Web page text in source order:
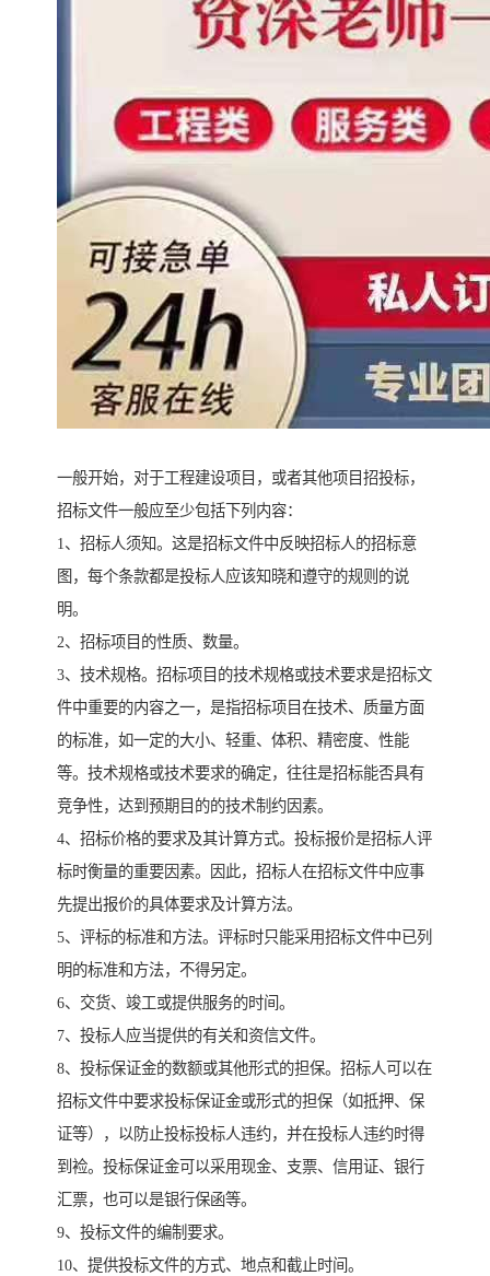
一般开始，对于工程建设项目，或者其他项目招投标，
招标文件一般应至少包括下列内容：
1、招标人须知。这是招标文件中反映招标人的招标意
图，每个条款都是投标人应该知晓和遵守的规则的说
明。
2、招标项目的性质、数量。
3、技术规格。招标项目的技术规格或技术要求是招标文
件中重要的内容之一，是指招标项目在技术、质量方面
的标准，如一定的大小、轻重、体积、精密度、性能
等。技术规格或技术要求的确定，往往是招标能否具有
竞争性，达到预期目的的技术制约因素。
4、招标价格的要求及其计算方式。投标报价是招标人评
标时衡量的重要因素。因此，招标人在招标文件中应事
先提出报价的具体要求及计算方法。
5、评标的标准和方法。评标时只能采用招标文件中已列
明的标准和方法，不得另定。
6、交货、竣工或提供服务的时间。
7、投标人应当提供的有关和资信文件。
8、投标保证金的数额或其他形式的担保。招标人可以在
招标文件中要求投标保证金或形式的担保（如抵押、保
证等），以防止投标投标人违约，并在投标人违约时得
到裣。投标保证金可以采用现金、支票、信用证、银行
汇票，也可以是银行保函等。
9、投标文件的编制要求。
10、提供投标文件的方式、地点和截止时间。